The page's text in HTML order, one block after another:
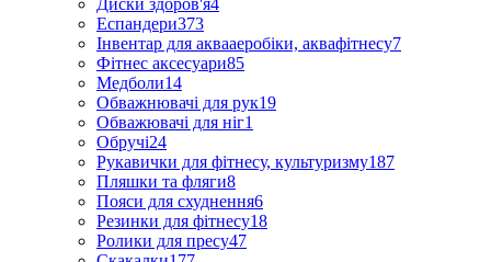
Диски здоров'я4
Еспандери373
Інвентар для аквааеробіки, аквафітнесу7
Фітнес аксесуари85
Медболи14
Обважнювачі для рук19
Обважювачі для ніг1
Обручі24
Рукавички для фітнесу, культуризму187
Пляшки та фляги8
Пояси для схуднення6
Резинки для фітнесу18
Ролики для пресу47